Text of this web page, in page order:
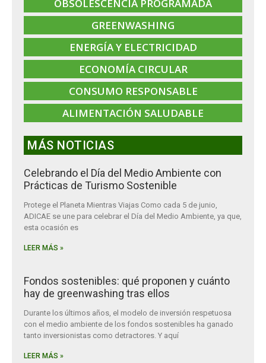
OBSOLESCENCIA PROGRAMADA
GREENWASHING
ENERGÍA Y ELECTRICIDAD
ECONOMÍA CIRCULAR
CONSUMO RESPONSABLE
ALIMENTACIÓN SALUDABLE
MÁS NOTICIAS
Celebrando el Día del Medio Ambiente con
Prácticas de Turismo Sostenible
Protege el Planeta Mientras Viajas Como cada 5 de junio,
ADICAE se une para celebrar el Día del Medio Ambiente, ya que,
esta ocasión es
LEER MÁS »
Fondos sostenibles: qué proponen y cuánto
hay de greenwashing tras ellos
Durante los últimos años, el modelo de inversión respetuosa
con el medio ambiente de los fondos sostenibles ha ganado
tanto inversionistas como detractores. Y aquí
LEER MÁS »